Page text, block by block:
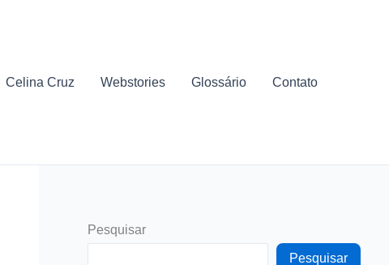
Celina Cruz Webstories Glossário Contato
Pesquisar
Pesquisar